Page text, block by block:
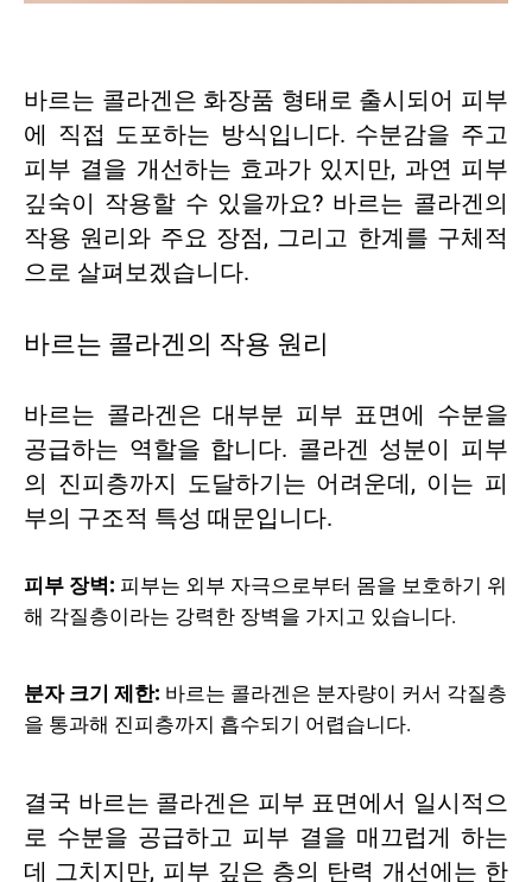
바르는 콜라겐은 화장품 형태로 출시되어 피부
에 직접 도포하는 방식입니다. 수분감을 주고
피부 결을 개선하는 효과가 있지만, 과연 피부
깊숙이 작용할 수 있을까요? 바르는 콜라겐의
작용 원리와 주요 장점, 그리고 한계를 구체적
으로 살펴보겠습니다.
바르는 콜라겐의 작용 원리
바르는 콜라겐은 대부분 피부 표면에 수분을
공급하는 역할을 합니다. 콜라겐 성분이 피부
의 진피층까지 도달하기는 어려운데, 이는 피
부의 구조적 특성 때문입니다.
피부 장벽: 피부는 외부 자극으로부터 몸을 보호하기 위
해 각질층이라는 강력한 장벽을 가지고 있습니다.
분자 크기 제한: 바르는 콜라겐은 분자량이 커서 각질층
을 통과해 진피층까지 흡수되기 어렵습니다.
결국 바르는 콜라겐은 피부 표면에서 일시적으
로 수분을 공급하고 피부 결을 매끄럽게 하는
데 그치지만, 피부 깊은 층의 탄력 개선에는 한